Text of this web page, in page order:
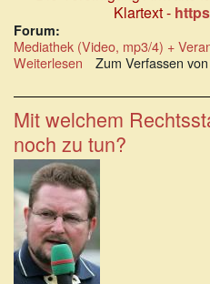
Klartext -
Forum:
Mediathek (Video, mp3/4) +
Weiterlesen über
Grundrechtsbrüche
zur
neuen
Normalität
werden
Zum Verfassen
Mit welchem
noch zu tun?